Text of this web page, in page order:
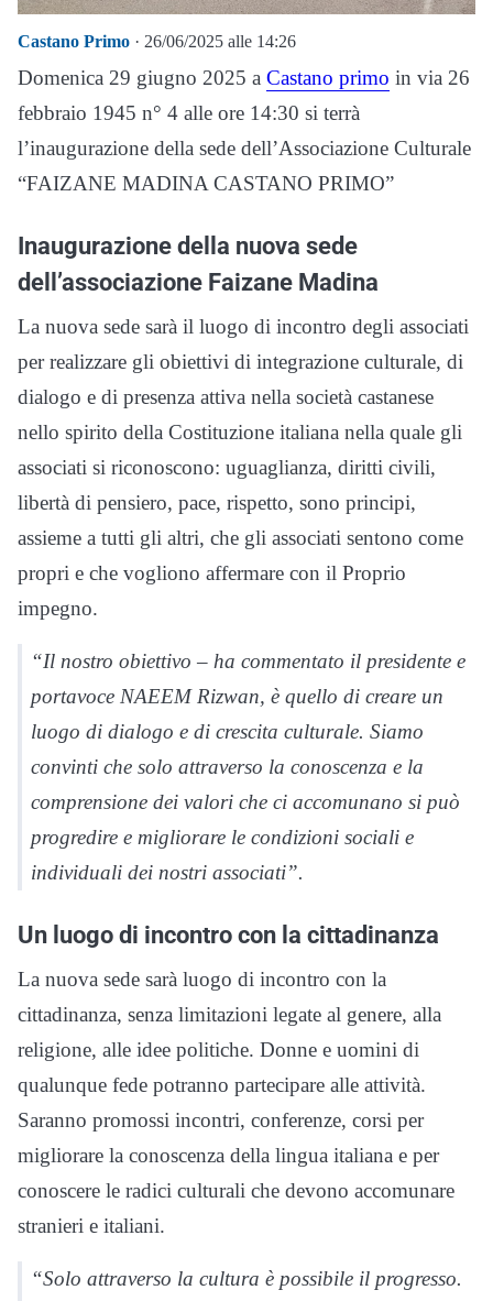
Castano Primo · 26/06/2025 alle 14:26
Domenica 29 giugno 2025 a Castano primo in via 26
febbraio 1945 n° 4 alle ore 14:30 si terrà
l’inaugurazione della sede dell’Associazione Culturale
“FAIZANE MADINA CASTANO PRIMO”
Inaugurazione della nuova sede
dell’associazione Faizane Madina
La nuova sede sarà il luogo di incontro degli associati
per realizzare gli obiettivi di integrazione culturale, di
dialogo e di presenza attiva nella società castanese
nello spirito della Costituzione italiana nella quale gli
associati si riconoscono: uguaglianza, diritti civili,
libertà di pensiero, pace, rispetto, sono principi,
assieme a tutti gli altri, che gli associati sentono come
propri e che vogliono affermare con il Proprio
impegno.
“Il nostro obiettivo – ha commentato il presidente e
portavoce NAEEM Rizwan, è quello di creare un
luogo di dialogo e di crescita culturale. Siamo
convinti che solo attraverso la conoscenza e la
comprensione dei valori che ci accomunano si può
progredire e migliorare le condizioni sociali e
individuali dei nostri associati”.
Un luogo di incontro con la cittadinanza
La nuova sede sarà luogo di incontro con la
cittadinanza, senza limitazioni legate al genere, alla
religione, alle idee politiche. Donne e uomini di
qualunque fede potranno partecipare alle attività.
Saranno promossi incontri, conferenze, corsi per
migliorare la conoscenza della lingua italiana e per
conoscere le radici culturali che devono accomunare
stranieri e italiani.
“Solo attraverso la cultura è possibile il progresso.